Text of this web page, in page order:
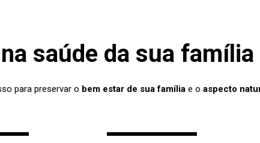
saúde da sua família
para preservar o bem estar de sua famíliae o aspecto